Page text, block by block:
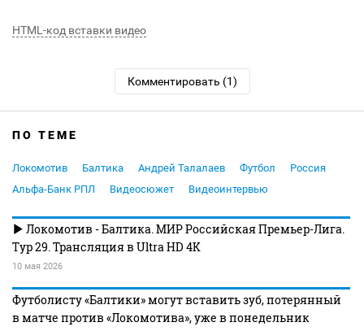
HTML-код вставки видео
Комментировать (1)
ПО ТЕМЕ
Локомотив Балтика Андрей Талалаев Футбол
Россия
Альфа-Банк РПЛ
Видеосюжет Видеоинтервью
Локомотив - Балтика. МИР Российская Премьер-Лига.
Тур 29. Трансляция в Ultra HD 4K
10 мая 2026
Футболисту «Балтики» могут вставить зуб, потерянный
в матче против «Локомотива», уже в понедельник